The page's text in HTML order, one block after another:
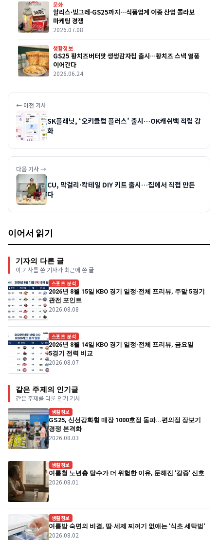
문화
할리스·빙그레·GS25까지…식품업계 이종 산업 콜라보
마케팅 경쟁
2026.07.08
생활정보
GS25 황치즈버터맛 생생감자칩 출시…황치즈 스낵 열풍
이어간다
2026.06.24
← 이전 기사
SK플래닛, ‘오키클럽 플러스’ 출시…OK캐쉬백 적립 강
화
다음 기사 →
CU, 막걸리·칵테일 DIY 키트 출시…집에서 직접 만든
다
이어서 읽기
기자의 다른 글
이 기사를 쓴 기자가 최근에 쓴 글
스포츠 분석
2026년 8월 15일 KBO 경기 일정·전체 프리뷰, 주말 5경기
관전 포인트
2026.08.08
스포츠 분석
2026년 8월 14일 KBO 경기 일정·전체 프리뷰, 금요일
5경기 전력 비교
2026.08.07
같은 주제의 인기글
같은 주제를 다룬 인기 기사
생활정보
GS25, 신선강화형 매장 1000호점 돌파...편의점 장보기
경쟁 본격화
2026.08.03
생활정보
여름철 노년층 탈수가 더 위험한 이유, 둔해진 '갈증' 신호
2026.08.01
생활정보
여름밤 숙면의 비결, 땀·세제 찌꺼기 없애는 '식초 세탁법'
2026.08.02